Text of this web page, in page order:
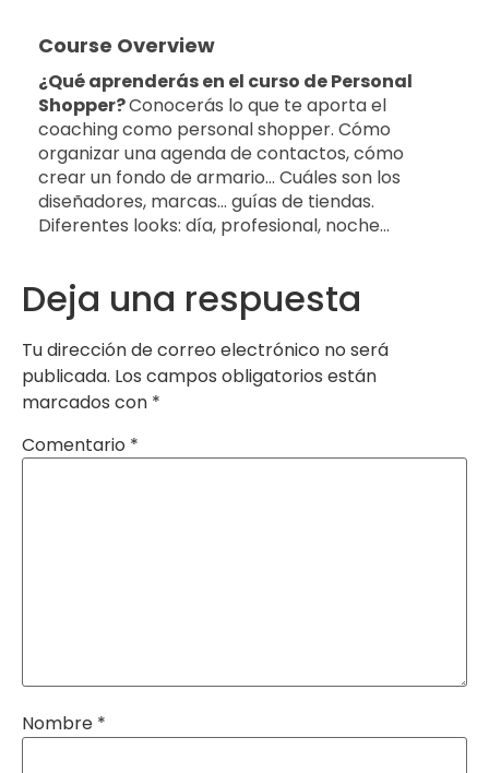
Course Overview
¿Qué aprenderás en el curso de Personal
Shopper?Conocerás lo que te aporta el
coaching como personal shopper. Cómo
organizar una agenda de contactos, cómo
crear un fondo de armario… Cuáles son los
diseñadores, marcas… guías de tiendas.
Diferentes looks: día, profesional, noche…
Deja una respuesta
Tu dirección de correo electrónico no será
publicada. Los campos obligatorios están
marcados con *
Comentario *
Nombre *